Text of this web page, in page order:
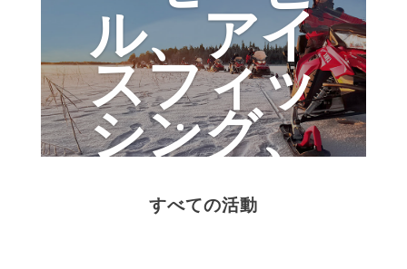
ル、アイ
スフィッ
シング、
スノーシ
ュー
すべての活動